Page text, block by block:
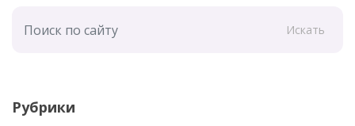
Искать
Рубрики